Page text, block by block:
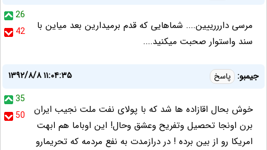
26
42
مرسی دارررییین.... شماهایی که قدم برمیدارین بعد میاین با
سند واستوار صحبت میکنید....
جیمبو: پاسخ
۱۳۹۲/۸/۸ ۱۱:۰۴:۳۵
35
50
خوش بحال اقازاده ها شد که با پولای نفت ملت نجیب ایران
برن اونجا تحصیل وتفریح وعشق وحال! این اوباما هم ابهت
امریکا رو از بین برده ! در درازمدت به نفع مردمه که تحریمارو